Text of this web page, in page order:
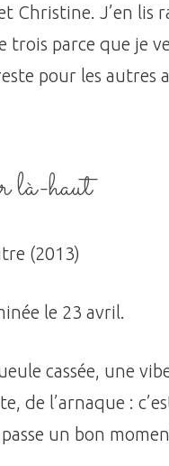
Christine. J’en lis
trois parce que je
pour les autres
là-haut
(2013)
le 23 avril.
cassée, une
de l’arnaque :
un bon